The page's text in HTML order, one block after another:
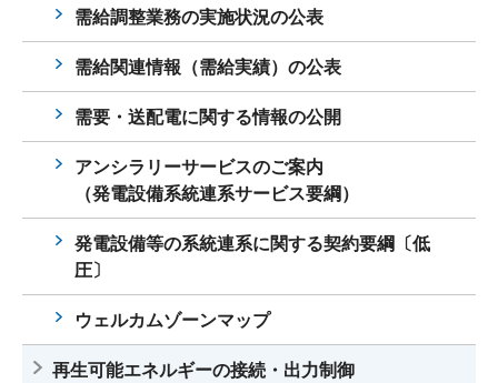
需給調整業務の実施状況の公表
需給関連情報（需給実績）の公表
需要・送配電に関する情報の公開
アンシラリーサービスのご案内
（発電設備系統連系サービス要綱）
発電設備等の系統連系に関する契約要綱〔低
圧〕
ウェルカムゾーンマップ
再生可能エネルギーの接続・出力制御